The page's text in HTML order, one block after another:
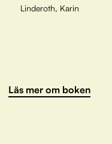
Linderoth, Karin
Läs mer om boken